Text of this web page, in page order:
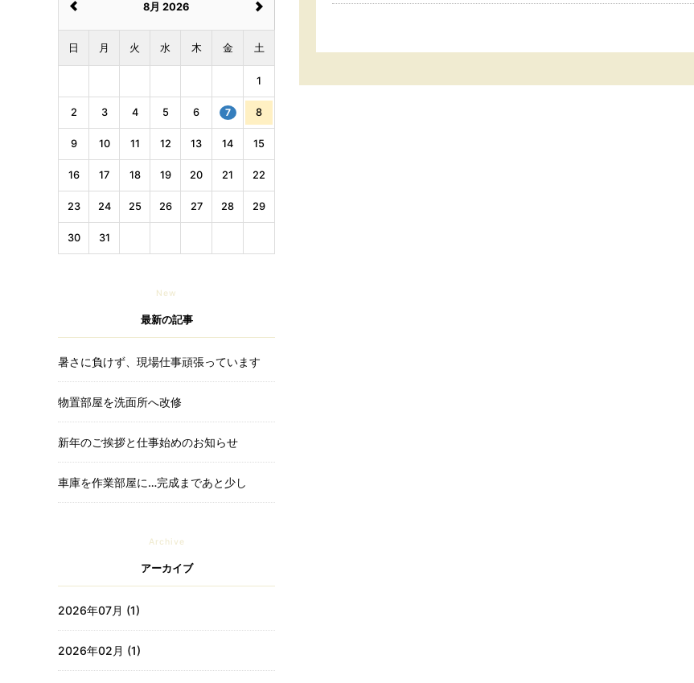
8月 2026
日 月 火 水 木 金 土
1
2 3 4 5 6 7 8
9 10 11 12 13 14 15
16 17 18 19 20 21 22
23 24 25 26 27 28 29
30 31
New
最新の記事
暑さに負けず、現場仕事頑張っています
物置部屋を洗面所へ改修
新年のご挨拶と仕事始めのお知らせ
車庫を作業部屋に…完成まであと少し
Archive
アーカイブ
2026年07月 (1)
2026年02月 (1)